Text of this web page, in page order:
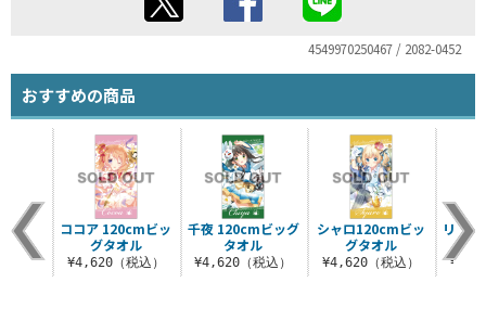
4549970250467 / 2082-0452
おすすめの商品
千夜 120cmビッグ
タオル
¥4,620（税込）
シャロ120cmビッ
グタオル
¥4,620（税込）
リゼ
ココア 120cmビッ
グタオル
¥4,620（税込）